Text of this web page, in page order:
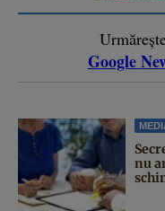
Google
nu